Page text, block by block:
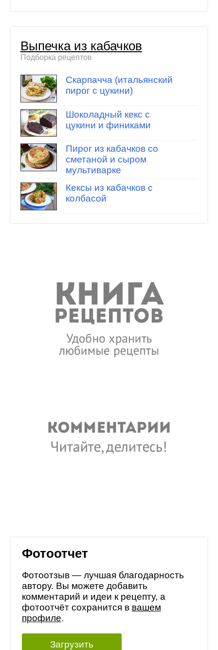
Выпечка из кабачков
Подборка рецептов
Скарпачча (итальянский
пирог с цукини)
Шоколадный кекс с
цукини и финиками
Пирог из кабачков со
сметаной и сыром
мультиварке
Кексы из кабачков с
колбасой
Фотоотчет
Фотоотзыв — лучшая благодарность
автору. Вы можете добавить
комментарий и идеи к рецепту, а
фотоотчёт сохранится в вашем
профиле.
Загрузить